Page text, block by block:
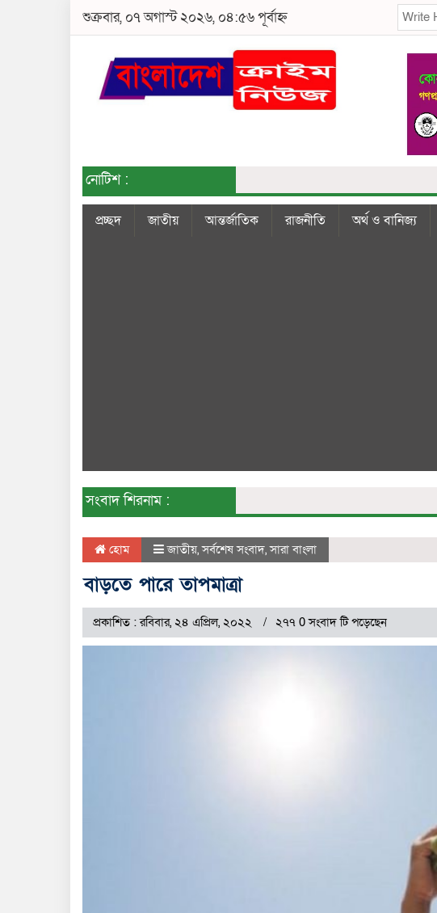
শুক্রবার, ০৭ অগাস্ট ২০২৬, ০৪:৫৬ পূর্বাহ্ন
নোটিশ :
প্রচ্ছদ জাতীয় আন্তর্জাতিক রাজনীতি অর্থ ও বানিজ্য
সংবাদ শিরনাম :
হোম জাতীয়,সর্বশেষ সংবাদ,সারা বাংলা
বাড়তে পারে তাপমাত্রা
প্রকাশিত : রবিবার, ২৪ এপ্রিল, ২০২২ ২৭৭ 0 সংবাদ টি পড়েছেন